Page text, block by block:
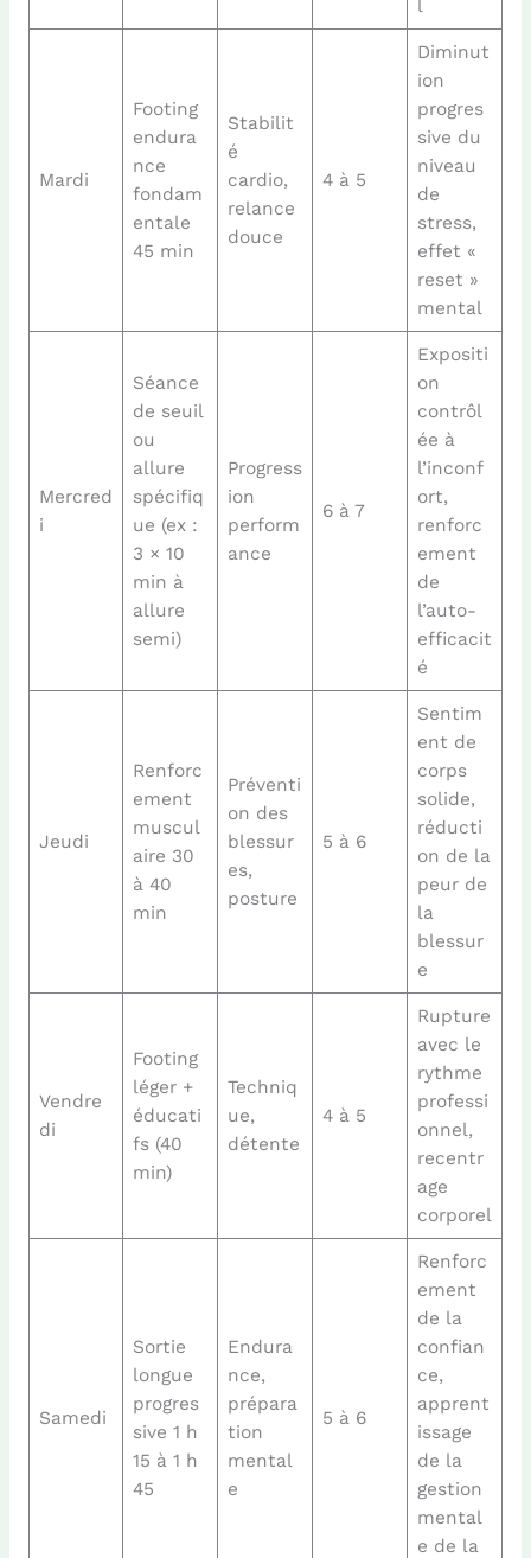
l
Mardi
Footing
endura
nce
fondam
entale
45 min
Stabilit
é
cardio,
relance
douce
4 à 5
Diminut
ion
progres
sive du
niveau
de
stress,
effet «
reset »
mental
Mercred
i
Séance
de seuil
ou
allure
spécifiq
ue (ex :
3 × 10
min à
allure
semi)
Progress
ion
perform
ance
6 à 7
Expositi
on
contrôl
ée à
l’inconf
ort,
renforc
ement
de
l’auto-
efficacit
é
Jeudi
Renforc
ement
muscul
aire 30
à 40
min
Préventi
on des
blessur
es,
posture
5 à 6
Sentim
ent de
corps
solide,
réducti
on de la
peur de
la
blessur
e
Vendre
di
Footing
léger +
éducati
fs (40
min)
Techniq
ue,
détente
4 à 5
Rupture
avec le
rythme
professi
onnel,
recentr
age
corporel
Samedi
Sortie
longue
progres
sive 1 h
15 à 1 h
45
Endura
nce,
prépara
tion
mental
e
5 à 6
Renforc
ement
de la
confian
ce,
apprent
issage
de la
gestion
mental
e de la